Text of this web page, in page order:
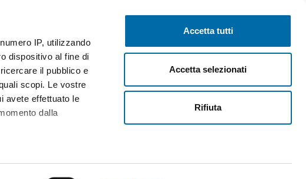
IP, utilizzando
dispositivo al fine di
il pubblico e
scopi. Le vostre
avete effettuato le
dalla
Accetta tutti
Accetta selezionati
Rifiuta
Pubblica gratis Inizia sessione
Non lasciare che ti anticipino. Ricevi